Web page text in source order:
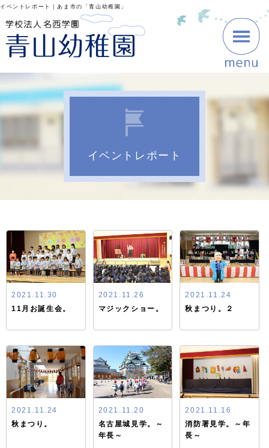
イベントレポート｜あま市の「青山幼稚園」
イベントレポート
2021.11.30
11月お誕生会。
2021.11.26
マジックショー。
2021.11.24
秋まつり。２
2021.11.24
秋まつり。
2021.11.20
名古屋城見学。～
年長～
2021.11.16
消防署見学。～年
長～